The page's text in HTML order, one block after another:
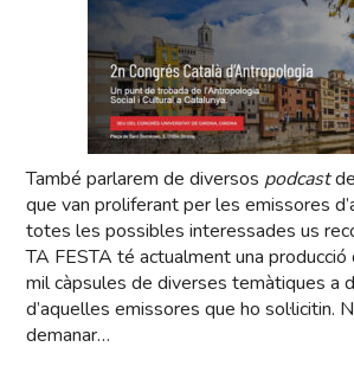
També parlarem de diversos podcast
que van proliferant per les emissores
totes les possibles interessades us
TA FESTA té actualment una
mil càpsules de diverses temàtiques a
d’aquelles emissores que ho sol·licitin.
demanar…